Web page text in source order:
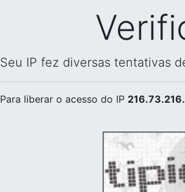
Seu IP fez diversas tentativas
Para liberar o acesso do IP